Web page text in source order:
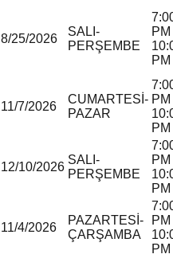
8/25/2026
SALI-
PERŞEMBE
PM
PM
11/7/2026
CUMARTESİ-
PAZAR
PM
PM
12/10/2026
SALI-
PERŞEMBE
PM
PM
11/4/2026
PAZARTESİ-
ÇARŞAMBA
PM
PM